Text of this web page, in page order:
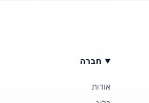
חברה
אודות